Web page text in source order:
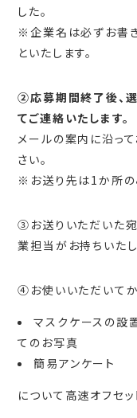
した。
※企業名は必ずお書
といたします。
②応募期間終了後、
てご連絡いたします。
メールの案内に沿っ
さい。
※お送り先は1か所の
③お送りいただいた
業担当がお持ちいたし
④お使いいただいて
マスクケースの設
てのお写真
簡易アンケート
について高速オフセッ